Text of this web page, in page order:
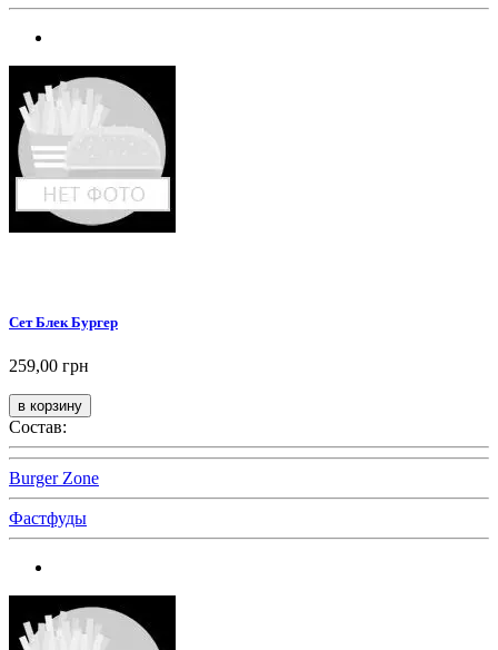
Сет Блек Бургер
259,00 грн
Состав:
Burger Zone
Фастфуды